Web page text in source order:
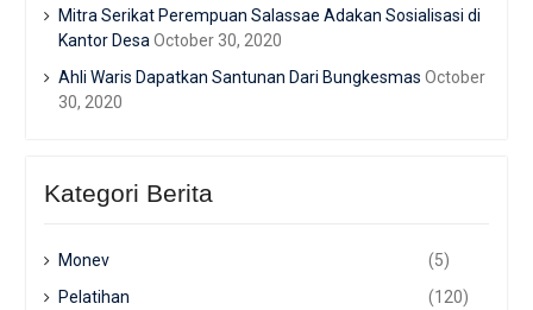
Mitra Serikat Perempuan Salassae Adakan Sosialisasi di
Kantor Desa October 30, 2020
Ahli Waris Dapatkan Santunan Dari Bungkesmas October
30, 2020
Kategori Berita
Monev
(5)
Pelatihan
(120)